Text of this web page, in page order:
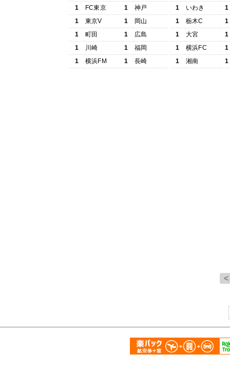
1
FC東京 1
神戸
1
東京V 1
岡山
1
町田 1
広島
1
川崎 1
福岡
1
横浜FM 1 長崎
1
いわき
1
1
栃木C
1
1
大宮
1
1
横浜FC
1
1
湘南 1